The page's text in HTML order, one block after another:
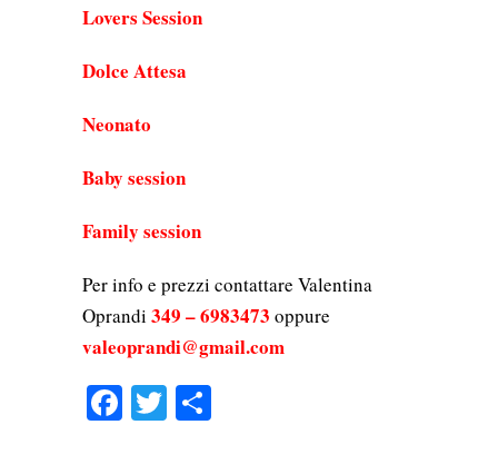
Lovers Session
Dolce Attesa
Neonato
Baby session
Family session
Per info e prezzi contattare Valentina
Oprandi 349 – 6983473 oppure
valeoprandi@gmail.com
Facebook
Twitter